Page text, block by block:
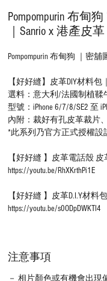
Pompompurin 布甸
｜Sanrio x 港產皮
Pompompurin 布甸狗 ｜密
【好好縫】皮革DIY材料包
選料：意大利/法國制植鞣
型號：iPhone 6/7/8/SE2 至
內附：裁好有孔皮革裁片
*此系列乃官方正式授權設
【好好縫 】皮革電話殼
https://youtu.be/RhXKrthPi1E
【好好縫 】皮革D.I.Y材
https://youtu.be/s0ODpDWKTI4
注意事項
－ 相片顏色或有機會出現